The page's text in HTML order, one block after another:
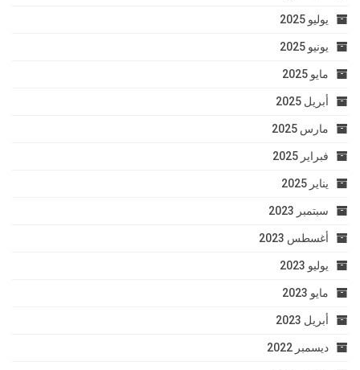
يوليو 2025
يونيو 2025
مايو 2025
أبريل 2025
مارس 2025
فبراير 2025
يناير 2025
سبتمبر 2023
أغسطس 2023
يوليو 2023
مايو 2023
أبريل 2023
ديسمبر 2022